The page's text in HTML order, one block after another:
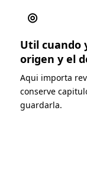
◎
Util cuando
origen y el
Aqui importa
conserve
guardarla.